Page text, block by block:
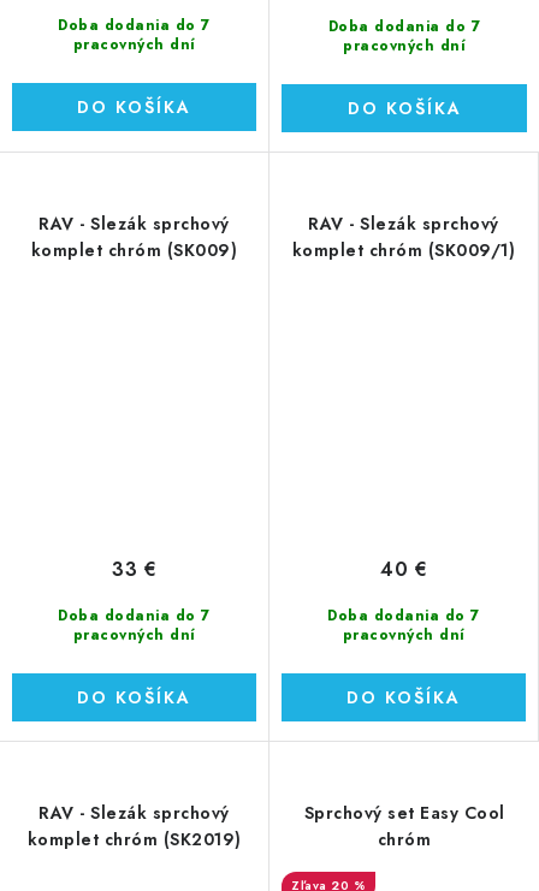
Doba dodania do 7
pracovných dní
DO KOŠÍKA
Doba dodania do 7
pracovných dní
DO KOŠÍKA
RAV - Slezák sprchový
komplet chróm (SK009)
Doba dodania do 7
pracovných dní
33 €
DO KOŠÍKA
RAV - Slezák sprchový
komplet chróm (SK009/1)
Doba dodania do 7
pracovných dní
40 €
DO KOŠÍKA
RAV - Slezák sprchový
komplet chróm (SK2019)
Sprchový set Easy Cool
chróm
20 %